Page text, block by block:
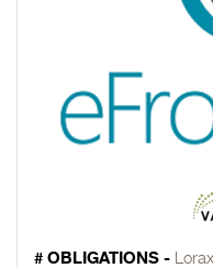
# OBLIGATIONS -